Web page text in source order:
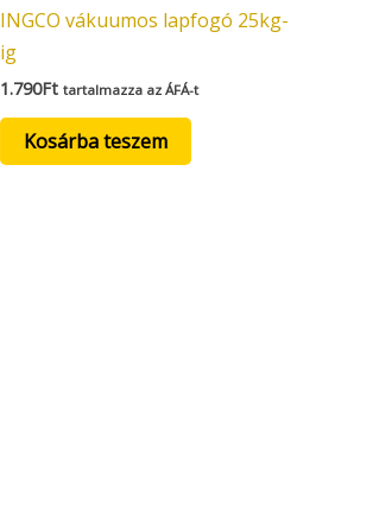
INGCO vákuumos lapfogó 25kg-
ig
1.790Ft tartalmazza az ÁFÁ-t
Kosárba teszem